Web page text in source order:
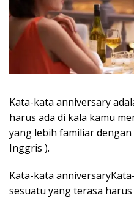
Kata-kata anniversary
harus ada di kala kamu
yang lebih familiar
Inggris ).
Kata-kata
sesuatu yang terasa